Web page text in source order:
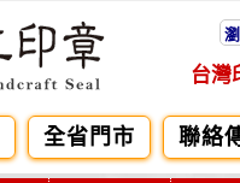
台灣
全省門市 聯絡